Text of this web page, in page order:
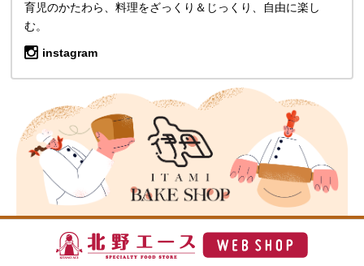
育児のかたわら、料理をざっくり＆じっくり、自由に楽し
む。
instagram